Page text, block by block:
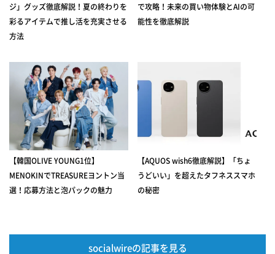
ジ」グッズ徹底解説！夏の終わりを
彩るアイテムで推し活を充実させる
方法
で攻略！未来の買い物体験とAIの可
能性を徹底解説
【韓国OLIVE YOUNG1位】
MENOKINでTREASUREヨントン当
選！応募方法と泡パックの魅力
【AQUOS wish6徹底解説】「ちょ
うどいい」を超えたタフネススマホ
の秘密
socialwireの記事を見る